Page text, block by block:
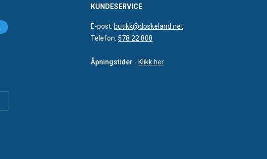
KUNDESERVICE
E-post: butikk@doskeland.net
Telefon: 578 22 808
Åpningstider - Klikk her